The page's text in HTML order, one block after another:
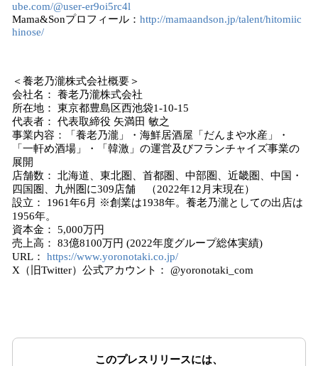
ube.com/@user-er9oi5rc4l
Mama&Sonプロフィール： http://mamaandson.jp/talent/hitomiic
hinose/
＜養老乃瀧株式会社概要＞
会社名： 養老乃瀧株式会社
所在地： 東京都豊島区西池袋1-10-15
代表者： 代表取締役 矢満田 敏之
事業内容：「養老乃瀧」・海鮮居酒屋「だんまや水産」・
「一軒め酒場」・「韓激」の運営及びフランチャイズ事業の
展開
店舗数： 北海道、東北圏、首都圏、中部圏、近畿圏、中国・
四国圏、九州圏に309店舗 （2022年12月末現在）
設立： 1961年6月 ※創業は1938年。養老乃瀧としての出店は
1956年。
資本金： 5,000万円
売上高： 83億8100万円 (2022年度グループ総体実績)
URL： https://www.yoronotaki.co.jp/
X（旧Twitter）公式アカウント： @yoronotaki_com
このプレスリリースには、